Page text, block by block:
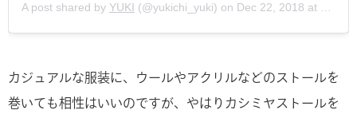
A post shared by YUKI (@yukichi_yuki) on Dec 22, 2018 at 5:13pm PST
カジュアルな服装に、ウールやアクリルなどのストールを
巻いても相性はいいのですが、やはりカシミヤストールを